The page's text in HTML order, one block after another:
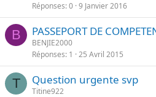
Réponses 0 9 Janvier 2016
B PASSEPORT DE
BENJIE2000
Réponses 1 25 Avril 2015
T Question urgente svp
Titine922